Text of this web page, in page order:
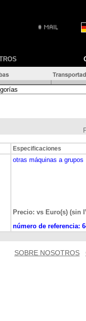
Especificaciones
otras máquinas a grupos
Precio: vs Euro(s) (sin
número de referencia:
SOBRE NOSOTROS